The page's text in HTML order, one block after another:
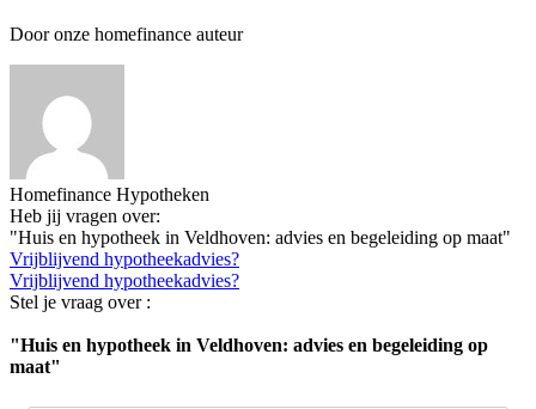
Door onze homefinance auteur
Homefinance Hypotheken
Heb jij vragen over:
"Huis en hypotheek in Veldhoven: advies en begeleiding op maat"
Vrijblijvend hypotheekadvies?
Vrijblijvend hypotheekadvies?
Stel je vraag over :
"Huis en hypotheek in Veldhoven: advies en begeleiding op
maat"